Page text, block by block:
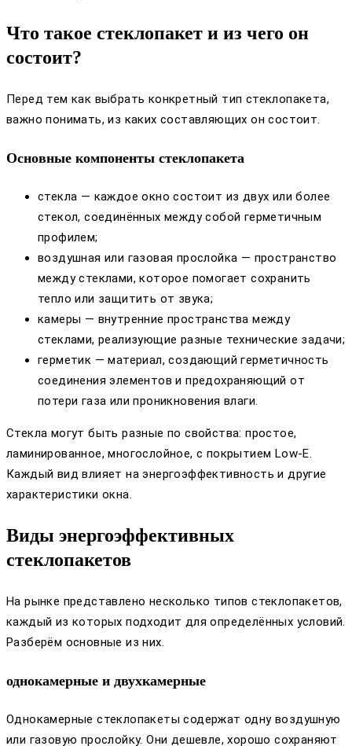
Что такое стеклопакет и из чего он
состоит?
Перед тем как выбрать конкретный тип стеклопакета,
важно понимать, из каких составляющих он состоит.
Основные компоненты стеклопакета
стекла — каждое окно состоит из двух или более
стекол, соединённых между собой герметичным
профилем;
воздушная или газовая прослойка — пространство
между стеклами, которое помогает сохранить
тепло или защитить от звука;
камеры — внутренние пространства между
стеклами, реализующие разные технические задачи;
герметик — материал, создающий герметичность
соединения элементов и предохраняющий от
потери газа или проникновения влаги.
Стекла могут быть разные по свойства: простое,
ламинированное, многослойное, с покрытием Low-E.
Каждый вид влияет на энергоэффективность и другие
характеристики окна.
Виды энергоэффективных
стеклопакетов
На рынке представлено несколько типов стеклопакетов,
каждый из которых подходит для определённых условий.
Разберём основные из них.
однокамерные и двухкамерные
Однокамерные стеклопакеты содержат одну воздушную
или газовую прослойку. Они дешевле, хорошо сохраняют